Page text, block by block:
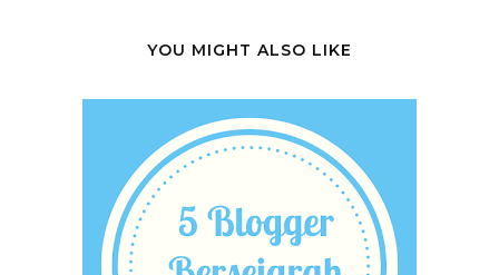
YOU MIGHT ALSO LIKE